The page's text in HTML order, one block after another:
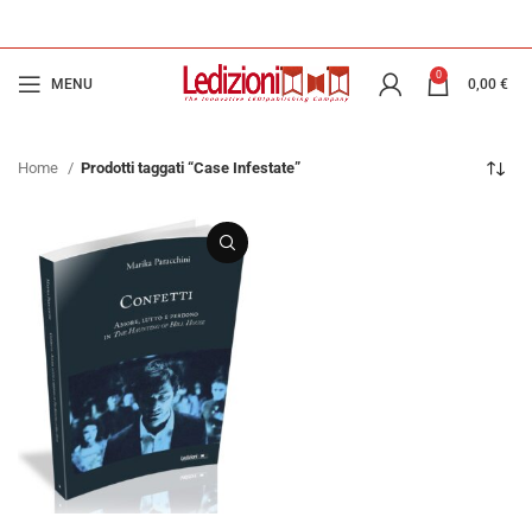
MENU
0
0,00 €
Home Prodotti taggati “Case Infestate”